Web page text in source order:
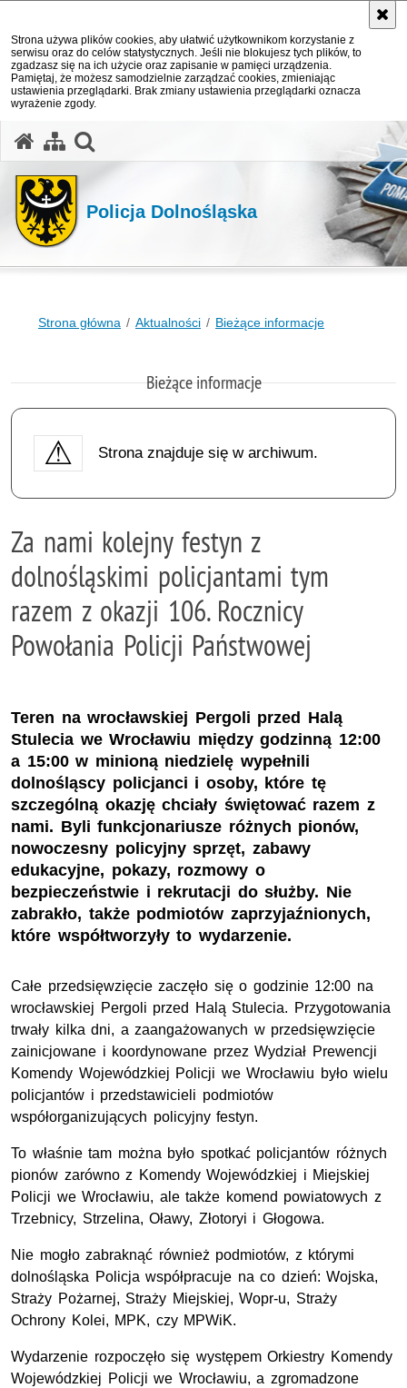
Strona używa plików cookies, aby ułatwić użytkownikom korzystanie z
serwisu oraz do celów statystycznych. Jeśli nie blokujesz tych plików, to
zgadzasz się na ich użycie oraz zapisanie w pamięci urządzenia.
Pamiętaj, że możesz samodzielnie zarządzać cookies, zmieniając
ustawienia przeglądarki. Brak zmiany ustawienia przeglądarki oznacza
wyrażenie zgody.
Policja Dolnośląska
Strona główna Aktualności Bieżące informacje
Bieżące informacje
Strona znajduje się w archiwum.
Za nami kolejny festyn z
dolnośląskimi policjantami tym
razem z okazji 106. Rocznicy
Powołania Policji Państwowej
Teren na wrocławskiej Pergoli przed Halą
Stulecia we Wrocławiu między godzinną 12:00
a 15:00 w minioną niedzielę wypełnili
dolnośląscy policjanci i osoby, które tę
szczególną okazję chciały świętować razem z
nami. Byli funkcjonariusze różnych pionów,
nowoczesny policyjny sprzęt, zabawy
edukacyjne, pokazy, rozmowy o
bezpieczeństwie i rekrutacji do służby. Nie
zabrakło, także podmiotów zaprzyjaźnionych,
które współtworzyły to wydarzenie.
Całe przedsięwzięcie zaczęło się o godzinie 12:00 na
wrocławskiej Pergoli przed Halą Stulecia. Przygotowania
trwały kilka dni, a zaangażowanych w przedsięwzięcie
zainicjowane i koordynowane przez Wydział Prewencji
Komendy Wojewódzkiej Policji we Wrocławiu było wielu
policjantów i przedstawicieli podmiotów
współorganizujących policyjny festyn.
To właśnie tam można było spotkać policjantów różnych
pionów zarówno z Komendy Wojewódzkiej i Miejskiej
Policji we Wrocławiu, ale także komend powiatowych z
Trzebnicy, Strzelina, Oławy, Złotoryi i Głogowa.
Nie mogło zabraknąć również podmiotów, z którymi
dolnośląska Policja współpracuje na co dzień: Wojska,
Straży Pożarnej, Straży Miejskiej, Wopr-u, Straży
Ochrony Kolei, MPK, czy MPWiK.
Wydarzenie rozpoczęło się występem Orkiestry Komendy
Wojewódzkiej Policji we Wrocławiu, a zgromadzone